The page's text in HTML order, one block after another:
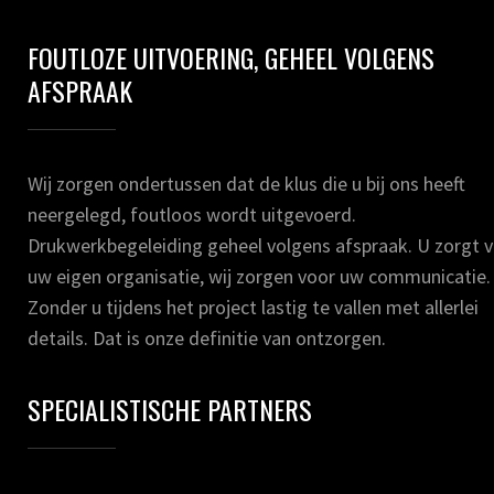
FOUTLOZE UITVOERING, GEHEEL VOLGENS
AFSPRAAK
Wij zorgen ondertussen dat de klus die u bij ons heeft
neergelegd, foutloos wordt uitgevoerd.
Drukwerkbegeleiding geheel volgens afspraak. U zorgt
uw eigen organisatie, wij zorgen voor uw communicatie.
Zonder u tijdens het project lastig te vallen met allerlei
details. Dat is onze definitie van ontzorgen.
SPECIALISTISCHE PARTNERS